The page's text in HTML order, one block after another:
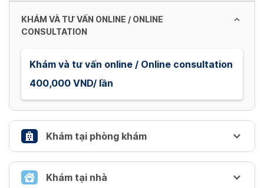
changing
dates.
KHÁM VÀ TƯ VẤN ONLINE / ONLINE
CONSULTATION
Khám và tư vấn online / Online consultation
400,000 VND/ lần
Khám tại phòng khám
DỊCH VỤ XÉT NGHIỆM COVID 19 / COVID 19
TESTINGKhám tại nhà